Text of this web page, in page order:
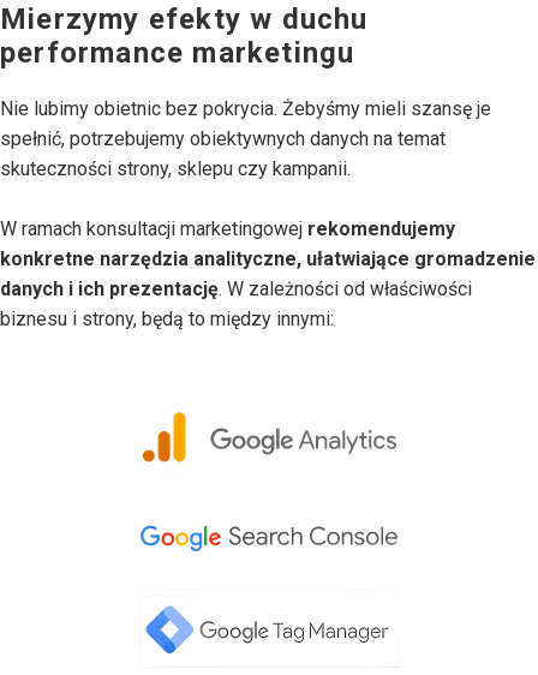
Mierzymy efekty w duchu
performance marketingu
Nie lubimy obietnic bez pokrycia. Żebyśmy mieli szansę je
spełnić, potrzebujemy obiektywnych danych na temat
skuteczności strony, sklepu czy kampanii.
W ramach konsultacji marketingowej rekomendujemy
konkretne narzędzia analityczne, ułatwiające gromadzenie
danych i ich prezentację. W zależności od właściwości
biznesu i strony, będą to między innymi: